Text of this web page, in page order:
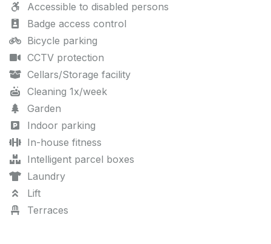
Accessible to disabled persons
Badge access control
Bicycle parking
CCTV protection
Cellars/Storage facility
Cleaning 1x/week
Garden
Indoor parking
In-house fitness
Intelligent parcel boxes
Laundry
Lift
Terraces